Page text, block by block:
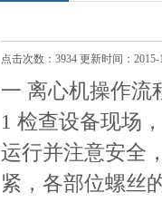
点击次数：3934 更新时间：2015-
一 离心机操作
1 检查设备现场
运行并注意安全
紧，各部位螺丝